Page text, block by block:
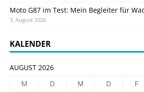
Moto G87 im Test: Mein Begleiter für
3. August 2026
KALENDER
AUGUST 2026
M
D M D F